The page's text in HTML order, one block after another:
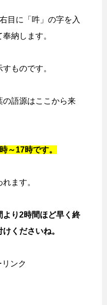
目に「吽」の字を入
納します。
ものです。
の語源はここから来
～17時です。
ます。
より2時間ほど早く終
くださいね。
ンク